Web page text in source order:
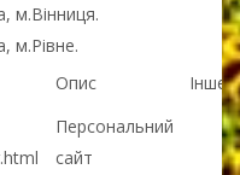
м.Вінниця.
м.Рівне.
Опис Інше
Персональний
сайт